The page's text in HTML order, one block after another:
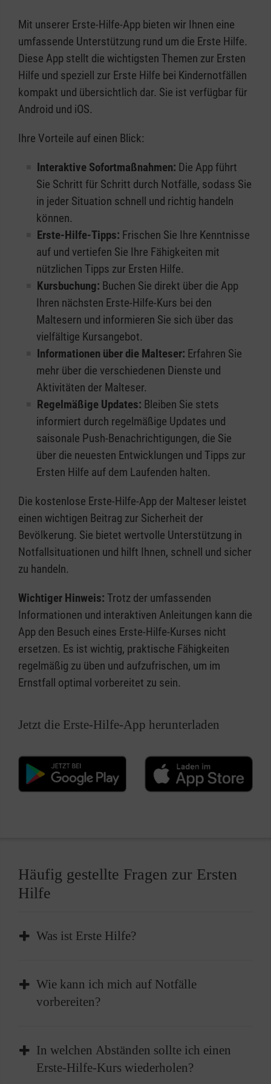
Mit unserer Erste-Hilfe-App bieten wir Ihnen eine
umfassende Unterstützung rund um die Erste Hilfe.
Diese App stellt die wichtigsten Themen zur Ersten
Hilfe und speziell zur Erste Hilfe bei Kindernotfällen
kompakt und übersichtlich dar. Sie ist verfügbar für
Android und iOS.
Ihre Vorteile auf einen Blick:
Interaktive Sofortmaßnahmen: Die App führt
Sie Schritt für Schritt durch Notfälle, sodass Sie
in jeder Situation schnell und richtig handeln
können.
Erste-Hilfe-Tipps: Frischen Sie Ihre Kenntnisse
auf und vertiefen Sie Ihre Fähigkeiten mit
nützlichen Tipps zur Ersten Hilfe.
Kursbuchung: Buchen Sie direkt über die App
Ihren nächsten Erste-Hilfe-Kurs bei den
Maltesern und informieren Sie sich über das
vielfältige Kursangebot.
Informationen über die Malteser: Erfahren Sie
mehr über die verschiedenen Dienste und
Aktivitäten der Malteser.
Regelmäßige Updates: Bleiben Sie stets
informiert durch regelmäßige Updates und
saisonale Push-Benachrichtigungen, die Sie
über die neuesten Entwicklungen und Tipps zur
Ersten Hilfe auf dem Laufenden halten.
Die kostenlose Erste-Hilfe-App der Malteser leistet
einen wichtigen Beitrag zur Sicherheit der
Bevölkerung. Sie bietet wertvolle Unterstützung in
Notfallsituationen und hilft Ihnen, schnell und sicher
zu handeln.
Wichtiger Hinweis: Trotz der umfassenden
Informationen und interaktiven Anleitungen kann die
App den Besuch eines Erste-Hilfe-Kurses nicht
ersetzen. Es ist wichtig, praktische Fähigkeiten
regelmäßig zu üben und aufzufrischen, um im
Ernstfall optimal vorbereitet zu sein.
Jetzt die Erste-Hilfe-App herunterladen
Häufig gestellte Fragen zur Ersten
Hilfe
Was ist Erste Hilfe?
Erste Hilfe ist die sofortige und
vorübergehende Hilfe, die bei plötzlichen
erhalten oder bis professionelle medizinische
Hilfe eintrifft.
Wie kann ich mich auf Notfälle
vorbereiten?
Absolvieren Sie einen Erste-Hilfe-Kurs und
frischen diesen im besten Fall alle zwei Jahre
In welchen Abständen sollte ich einen
Erste-Hilfe-Kurs wiederholen?